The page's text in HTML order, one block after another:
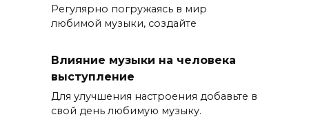
Регулярно погружаясь в мир
любимой музыки, создайте
Влияние музыки на человека
выступление
Для улучшения настроения добавьте в
свой день любимую музыку.